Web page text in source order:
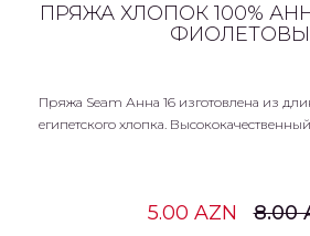
ПРЯЖА ХЛОПОК 100%
Пряжа Seam Анна 16 изготовлена из
египетского хлопка.
5.00 AZN 8.00